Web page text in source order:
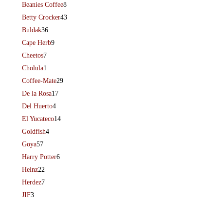
Beanies Coffee8
Betty Crocker43
Buldak36
Cape Herb9
Cheetos7
Cholula1
Coffee-Mate29
De la Rosa17
Del Huerto4
El Yucateco14
Goldfish4
Goya57
Harry Potter6
Heinz22
Herdez7
JIF3